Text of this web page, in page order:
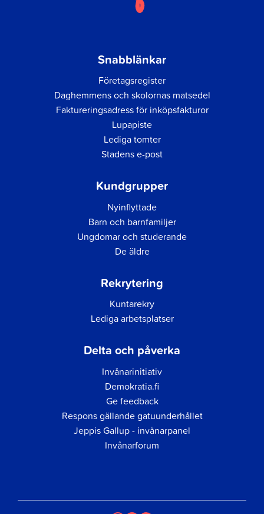
Snabblänkar
Företagsregister
Daghemmens och skolornas matsedel
Faktureringsadress för inköpsfakturor
Lupapiste
Lediga tomter
Stadens e-post
Kundgrupper
Nyinflyttade
Barn och barnfamiljer
Ungdomar och studerande
De äldre
Rekrytering
Kuntarekry
Lediga arbetsplatser
Delta och påverka
Invånarinitiativ
Demokratia.fi
Ge feedback
Respons gällande gatuunderhållet
Jeppis Gallup - invånarpanel
Invånarforum